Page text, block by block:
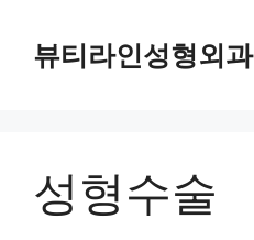
뷰티라인성형외과
성형수술